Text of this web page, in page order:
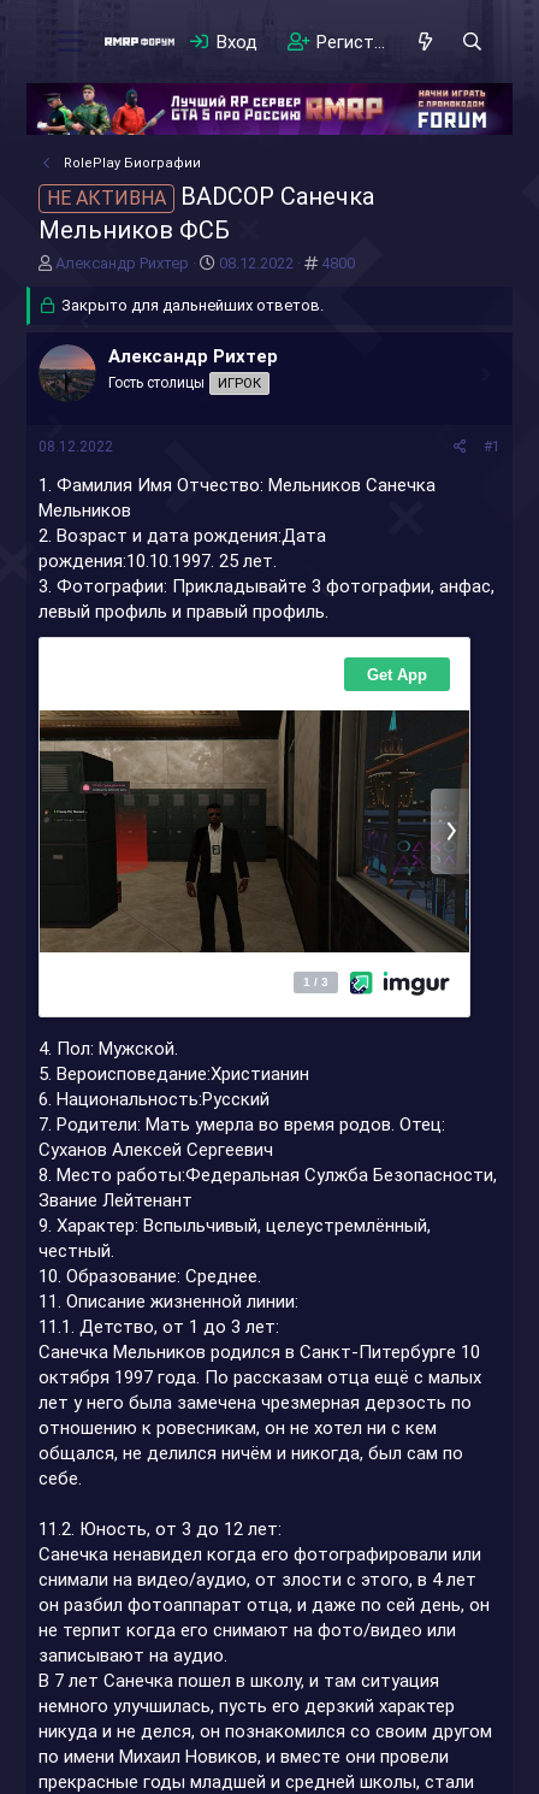
Вход Регистрация
RolePlay Биографии
НЕ АКТИВНА
BADCOP Санечка
Мельников ФСБ
А
т
р
т
е
Александр Рихтер
Д
т
н
а
ч
08.12.2022 #
4800
Закрыто для дальнейших ответов.
Александр Рихтер
Гость столицы ИГРОК
08.12.2022 #1
1. Фамилия Имя Отчество: Мельников Санечка
Мельников
2. Возраст и дата рождения:Дата
рождения:10.10.1997. 25 лет.
3. Фотографии: Прикладывайте 3 фотографии, анфас,
левый профиль и правый профиль.
4. Пол: Мужской.
5. Вероисповедание:Христианин
6. Национальность:Русский
7. Родители: Мать умерла во время родов. Отец:
Суханов Алексей Сергеевич
8. Место работы:Федеральная Сулжба Безопасности,
Звание Лейтенант
9. Характер: Вспыльчивый, целеустремлённый,
честный.
10. Образование: Среднее.
11. Описание жизненной линии:
11.1. Детство, от 1 до 3 лет:
Санечка Мельников родился в Санкт-Питербурге 10
октября 1997 года. По рассказам отца ещё с малых
лет у него была замечена чрезмерная дерзость по
отношению к ровесникам, он не хотел ни с кем
общался, не делился ничём и никогда, был сам по
себе.
11.2. Юность, от 3 до 12 лет:
Санечка ненавидел когда его фотографировали или
снимали на видео/аудио, от злости с этого, в 4 лет
он разбил фотоаппарат отца, и даже по сей день, он
не терпит когда его снимают на фото/видео или
записывают на аудио.
В 7 лет Санечка пошел в школу, и там ситуация
немного улучшилась, пусть его дерзкий характер
никуда и не делся, он познакомился со своим другом
по имени Михаил Новиков, и вместе они провели
прекрасные годы младшей и средней школы, стали